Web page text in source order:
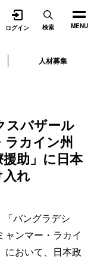
MENU
人材募集
ログイン 検索
スバザール
ラカイン州
助」に日本
れ
バングラデシ
ャンマー・ラカイ
において、日本政